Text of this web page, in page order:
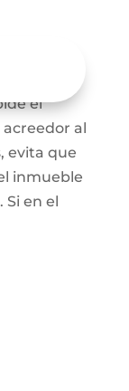
de la
el
al
evita que
inmueble
en el